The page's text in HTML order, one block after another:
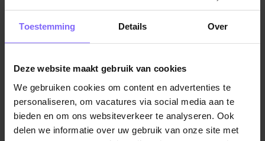
Toestemming Details Over
Deze website maakt gebruik van cookies
We gebruiken cookies om content en advertenties te
personaliseren, om vacatures via social media aan te
bieden en om ons websiteverkeer te analyseren. Ook
delen we informatie over uw gebruik van onze site met
Vul hier je Skillsprofiel in
voor de ideale